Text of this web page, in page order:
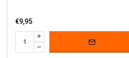
€9,95